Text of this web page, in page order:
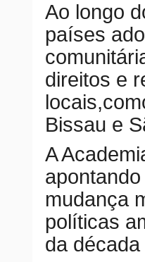
Ao longo
países
direitos e
Bissau e
A
mudança
políticas
da